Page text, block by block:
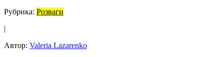
Рубрика: Розваги
|
Автор: Valeria Lazarenko